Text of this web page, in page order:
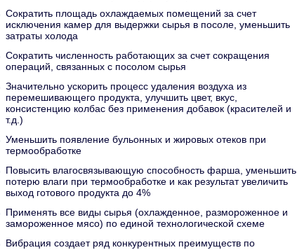
Сократить площадь охлаждаемых помещений за счет
исключения камер для выдержки сырья в посоле, уменьшить
затраты холода
Сократить численность работающих за счет сокращения
операций, связанных с посолом сырья
Значительно ускорить процесс удаления воздуха из
перемешивающего продукта, улучшить цвет, вкус,
консистенцию колбас без применения добавок (красителей и
т.д.)
Уменьшить появление бульонных и жировых отеков при
термообработке
Повысить влагосвязывающую способность фарша, уменьшить
потерю влаги при термообработке и как результат увеличить
выход готового продукта до 4%
Применять все виды сырья (охлажденное, размороженное и
замороженное мясо) по единой технологической схеме
Вибрация создает ряд конкурентных преимуществ по